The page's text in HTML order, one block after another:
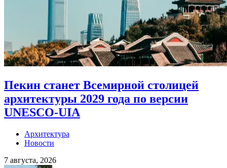
Пекин станет Всемирной столицей
архитектуры 2029 года по версии
UNESCO-UIA
Архитектура
Новости
7 августа, 2026